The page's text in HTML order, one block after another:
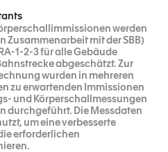
werden
Zusammenarbeit mit der SBB)
1-2-3 für alle Gebäude
abgeschätzt. Zur
wurden in mehreren
zu erwartenden Immissionen
und Körperschallmessungen
durchgeführt. Die Messdaten
um eine verbesserte
erforderlichen